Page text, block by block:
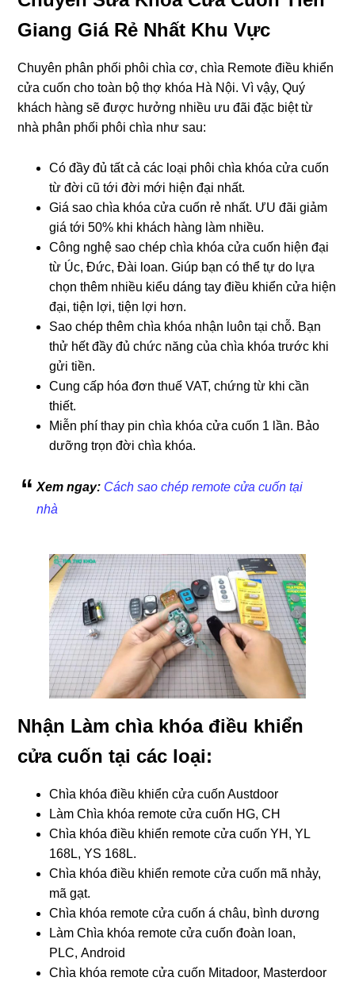
Giang Giá Rẻ Nhất Khu Vực
Chuyên phân phối phôi chìa cơ, chìa Remote điều khiển
cửa cuốn cho toàn bộ thợ khóa Hà Nội. Vì vậy, Quý
khách hàng sẽ được hưởng nhiều ưu đãi đặc biệt từ
nhà phân phối phôi chìa như sau:
Có đầy đủ tất cả các loại phôi chìa khóa cửa cuốn
từ đời cũ tới đời mới hiện đại nhất.
Giá sao chìa khóa cửa cuốn rẻ nhất. ƯU đãi giảm
giá tới 50% khi khách hàng làm nhiều.
Công nghệ sao chép chìa khóa cửa cuốn hiện đại
từ Úc, Đức, Đài loan. Giúp bạn có thể tự do lựa
chọn thêm nhiều kiểu dáng tay điều khiển cửa hiện
đại, tiện lợi, tiện lợi hơn.
Sao chép thêm chìa khóa nhận luôn tại chỗ. Bạn
thử hết đầy đủ chức năng của chìa khóa trước khi
gửi tiền.
Cung cấp hóa đơn thuế VAT, chứng từ khi cần
thiết.
Miễn phí thay pin chìa khóa cửa cuốn 1 lần. Bảo
dưỡng trọn đời chìa khóa.
Xem ngay: Cách sao chép remote cửa cuốn tại
nhà
Nhận Làm chìa khóa điều khiển
cửa cuốn tại các loại:
Chìa khóa điều khiển cửa cuốn Austdoor
Làm Chìa khóa remote cửa cuốn HG, CH
Chìa khóa điều khiển remote cửa cuốn YH, YL
168L, YS 168L.
Chìa khóa điều khiển remote cửa cuốn mã nhảy,
mã gạt.
Chìa khóa remote cửa cuốn á châu, bình dương
Làm Chìa khóa remote cửa cuốn đoàn loan,
PLC, Android
Chìa khóa remote cửa cuốn Mitadoor, Masterdoor